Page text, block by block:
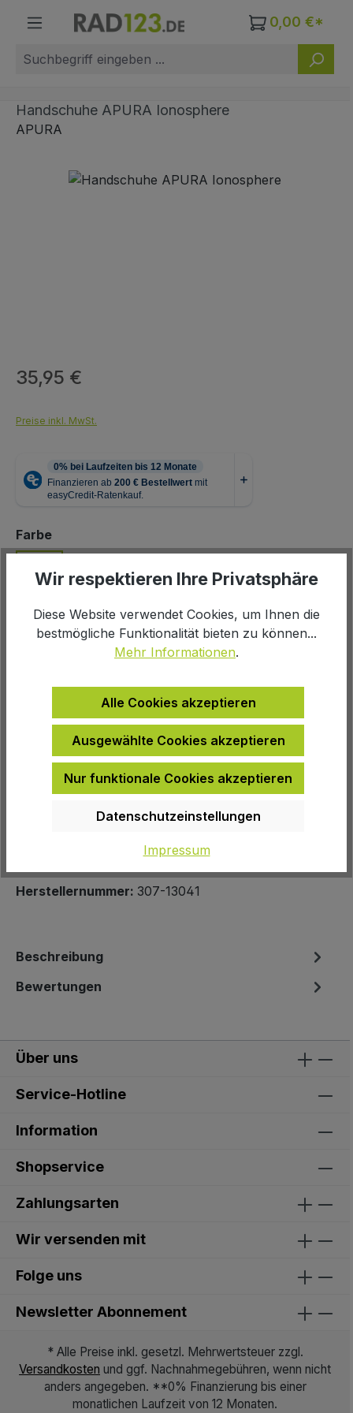
Zum Hauptinhalt springen 0,00 €*
Handschuhe APURA Ionosphere
APURA
Bildergalerie überspringen
Regulärer Preis:
35,95 €
Preise inkl. MwSt.
Farbeauswählen
schwarz
Größeauswählen
XL XXL
Produkt Anzahl: Gib denIn den Warenkorb
4032782050467
Herstellernummer: 307-13041
Beschreibung
Bewertungen
Über uns
Service-Hotline
Information
Shopservice
Zahlungsarten
Wir versenden mit
Folge uns
Newsletter Abonnement
* Alle Preise inkl. gesetzl. Mehrwertsteuer zzgl.
Versandkosten und ggf. Nachnahmegebühren, wenn nicht
anders angegeben. **0% Finanzierung bis einer
monatlichen Laufzeit von 12 Monaten.
Wir respektieren Ihre Privatsphäre
Diese Website verwendet Cookies, um Ihnen die
bestmögliche Funktionalität bieten zu können...
Mehr Informationen.
Alle Cookies akzeptieren
Ausgewählte Cookies akzeptieren
Nur funktionale Cookies akzeptieren
Datenschutzeinstellungen
Impressum